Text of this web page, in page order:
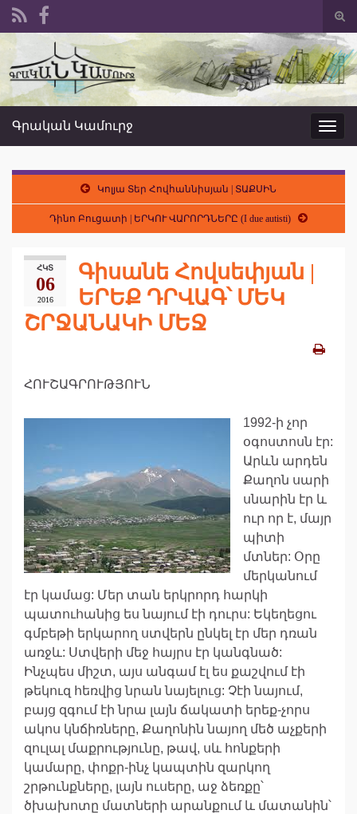
form
Search for:
Գրական Կամուրջ
Կոլյա Տեր Հովհաննիսյան | ՏԱՔՍԻՆ
Դինո Բուցատի | ԵՐԿՈՒ ՎԱՐՈՐԴՆԵՐԸ (I due autisti)
ՀԿՏ
06
2016
Գիսանե Հովսեփյան |
ԵՐԵՔ ԴՐՎԱԳ՝ ՄԵԿ
ՇՐՋԱՆԱԿԻ ՄԵՋ
ՀՈՒՇԱԳՐՈՒԹՅՈՒՆ
1992-ի չոր
օգոստոսն էր:
Արևն արդեն
Քաղոն սարի
սնարին էր և
ուր որ է, մայր
պիտի
մտներ: Օրը
մերկանում
էր կամաց: Մեր տան երկրորդ հարկի
պատուհանից ես նայում էի դուրս: Եկեղեցու
գմբեթի երկարող ստվերն ընկել էր մեր դռան
առջև: Ստվերի մեջ հայրս էր կանգնած:
Ինչպես միշտ, այս անգամ էլ ես քաշվում էի
թեկուզ հեռվից նրան նայելուց: Չէի նայում,
բայց զգում էի նրա լայն ճակատի երեք-չորս
ակոս կնճիռները, Քաղոնին նայող մեծ աչքերի
զուլալ մաքրությունը, թավ, սև հոնքերի
կամարը, փոքր-ինչ կապտին զարկող
շրթունքները, լայն ուսերը, աջ ձեռքը՝
ծխախոտը մատների արանքում և մատանին՝